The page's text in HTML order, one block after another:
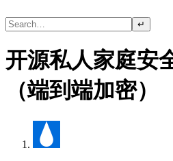
↵
开源私人家庭安
（端到端加密）